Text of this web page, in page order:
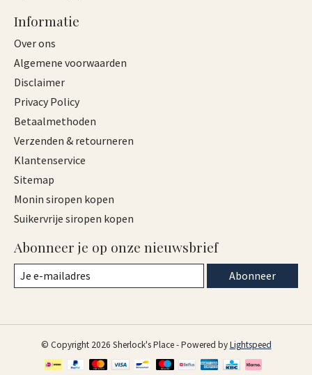
Informatie
Over ons
Algemene voorwaarden
Disclaimer
Privacy Policy
Betaalmethoden
Verzenden & retourneren
Klantenservice
Sitemap
Monin siropen kopen
Suikervrije siropen kopen
Abonneer je op onze nieuwsbrief
Abonneer
© Copyright 2026 Sherlock's Place - Powered byLightspeed